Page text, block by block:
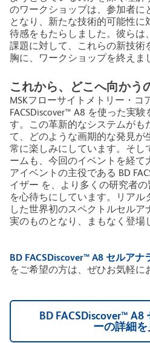
のワークショップは、参加者に
となり、新たな技術的可能性に
待感をもたらしました。彼らは
課題に対して、これらの新技術
胸に、ワークショップを終えま
これから、どこへ向かう
MSKフローサイトメトリー・コ
FACSDiscover™ A8 を使った実
す。この革新的なシステムがも
て、どのような画期的な発見
常に楽しみにしています。そし
ームも、今回のイベントを経て
アイベントの主役である BD
イザー を、より多くの研究者
を心待ちにしています。リア
した世界初のスペクトルセル
実のものとなり、まもなく登場
BD FACSDiscover™ A8 セルアナ
をご希望の方は、ぜひお気軽に
BD FACSDiscover™
ーの詳細を